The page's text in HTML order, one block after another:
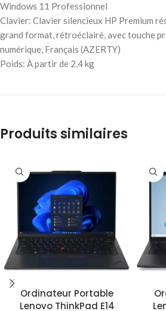
Windows 11 Professionnel
Clavier: Clavier silencieux HP Premium
grand format, rétroéclairé, avec touche
numérique, Français (AZERTY)
Poids: À partir de 2,4 kg
Produits similaires
Ordinateur Portable
Lenovo ThinkPad E14